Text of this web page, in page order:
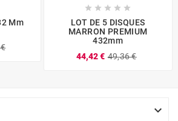
Mm
    
LOT DE 5 DISQUES
MARRON PREMIUM
432mm
44,42 € 49,36 €
